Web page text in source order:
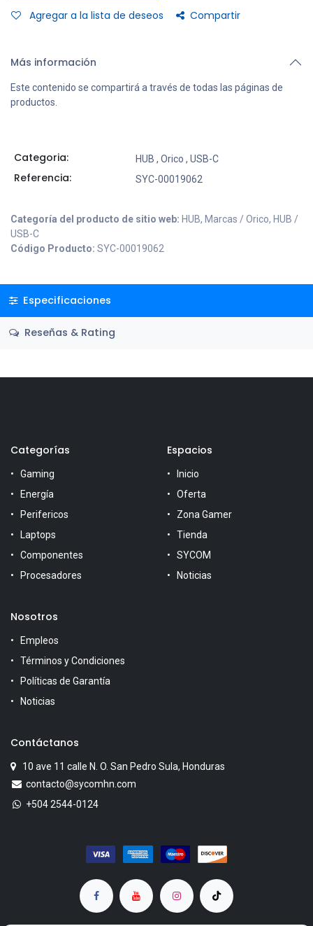
Agregar a la lista de deseos Compartir
Más información
Este contenido se compartirá a través de todas las páginas de
productos.
Categoria: HUB , Orico , USB-C
Referencia: SYC-00019062
Categoría del producto de sitio web: HUB, Marcas / Orico, HUB /
USB-C
Código Producto: SYC-00019062
Especificaciones
Reseñas & Rating
Categorías
Gaming
Energía
Perifericos
Laptops
Componentes
Procesadores
Espacios
Inicio
Oferta
Zona Gamer
Tienda
SYCOM
Noticias
Nosotros
Empleos
Términos y Condiciones
Políticas de Garantía
Noticias
Contáctanos
10 ave 11 calle N. O. San Pedro Sula, Honduras
contacto@sycomhn.com
+504 2544-0124